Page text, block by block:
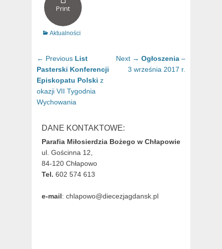
Print
Categories
Aktualności
Nawigacja
wpisu
← Previous Previous
post:
List
Pasterski Konferencji
Episkopatu Polski z
okazji VII Tygodnia
Wychowania
Next → Next
post:
Ogłoszenia –
3 września 2017 r.
DANE KONTAKTOWE:
Parafia Miłosierdzia Bożego w Chłapowie
ul. Gościnna 12,
84-120 Chłapowo
Tel. 602 574 613
e-mail: chlapowo@diecezjagdansk.pl